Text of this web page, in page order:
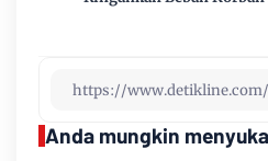
Anda mungkin